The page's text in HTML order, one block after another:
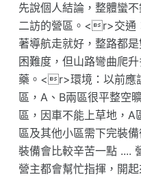
先說個人結論，整體蠻
二訪的營區。<r>交通
著導航走就好，整路都
困難度，但山路彎曲爬
藥。<r>環境：以前應
區，A、B兩區很平整空
區，因車不能上草地，A
區及其他小區需下完裝
裝備會比較辛苦一點 ....
營主都會幫忙指揮，開